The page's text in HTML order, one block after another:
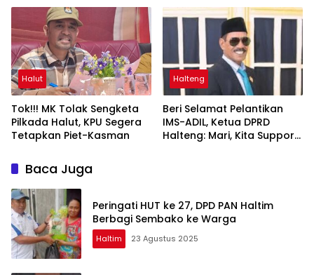
Masyarakat Dulu
Halut
Tok!!! MK Tolak Sengketa
Pilkada Halut, KPU Segera
Tetapkan Piet-Kasman
Halteng
Beri Selamat Pelantikan
IMS-ADIL, Ketua DPRD
Halteng: Mari, Kita Support
Baca Juga
Peringati HUT ke 27, DPD PAN Haltim
Berbagi Sembako ke Warga
Haltim 23 Agustus 2025